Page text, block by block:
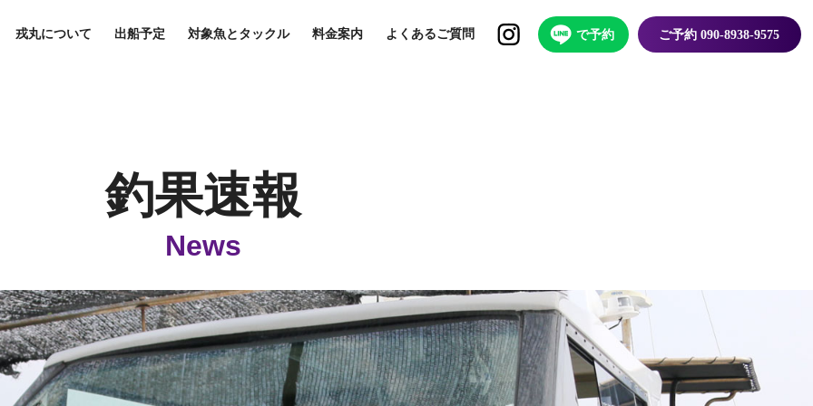
戎丸について 出船予定 対象魚とタックル 料金案内 よくあるご質問 で予約 ご予約 090-8938-9575
釣果速報
News